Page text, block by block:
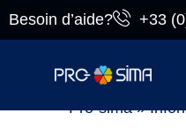
Besoin d’aide?
+33
vendredi
Pro-sima»